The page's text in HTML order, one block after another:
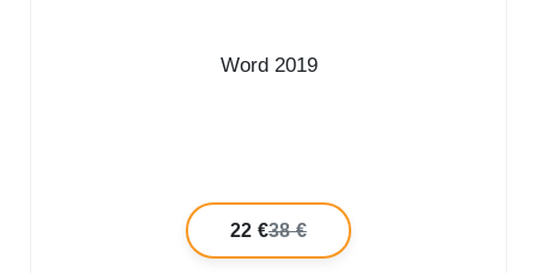
Word 2019
22 €38 €